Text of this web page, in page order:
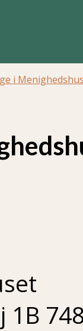
i
1B